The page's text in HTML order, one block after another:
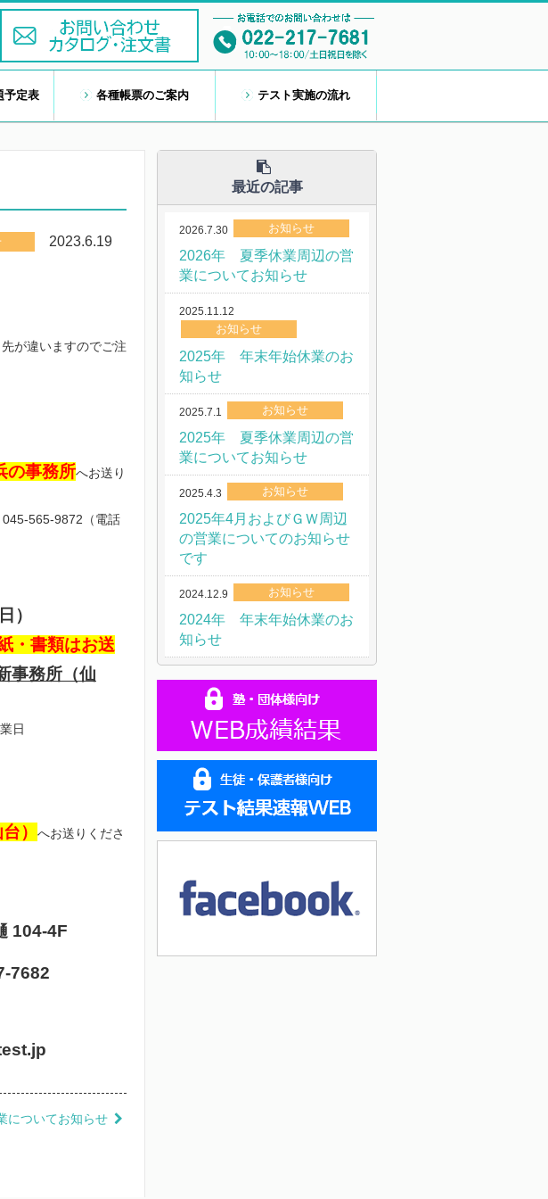
予定表 各種帳票のご案内 テスト実施の流れ
2023.6.19
が違いますのでご注
の事務所へお送り
565-9872（電話
）
・書類はお送
事務所（仙
日
）
へお送りくださ
104-4F
7682
についてお知らせ
最近の記事
2026.7.30 お知らせ
2026年 夏季休業周辺の営
業についてお知らせ
2025.11.12
お知らせ
2025年 年末年始休業のお
知らせ
2025.7.1 お知らせ
2025年 夏季休業周辺の営
業についてお知らせ
2025.4.3 お知らせ
2025年4月およびＧＷ周辺
の営業についてのお知らせ
です
2024.12.9 お知らせ
2024年 年末年始休業のお
知らせ